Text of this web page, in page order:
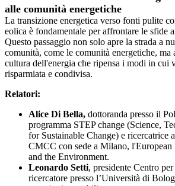
alle comunità energetiche
La transizione energetica verso fonti pulite
eolica è fondamentale per affrontare le sfide
Questo passaggio non solo apre la strada a
comunità, come le comunità energetiche, ma
cultura dell'energia che ripensa i modi in cui
risparmiata e condivisa.
Relatori:
Alice Di Bella, dottoranda presso il
programma STEP change (Science,
for Sustainable Change) e ricercatrice
CMCC con sede a Milano, l'European
and the Environment.
Leonardo Setti, presidente Centro
ricercatore presso l’Università di